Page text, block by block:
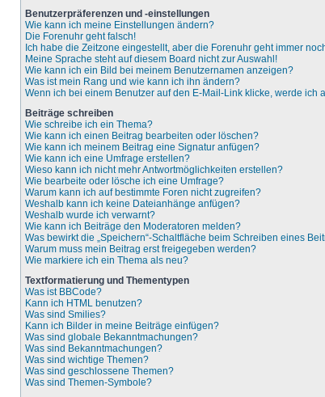
Benutzerpräferenzen und -einstellungen
Wie kann ich meine Einstellungen ändern?
Die Forenuhr geht falsch!
Ich habe die Zeitzone eingestellt, aber die Forenuhr geht immer
Meine Sprache steht auf diesem Board nicht zur Auswahl!
Wie kann ich ein Bild bei meinem Benutzernamen anzeigen?
Was ist mein Rang und wie kann ich ihn ändern?
Wenn ich bei einem Benutzer auf den E-Mail-Link klicke, werde ich
Beiträge schreiben
Wie schreibe ich ein Thema?
Wie kann ich einen Beitrag bearbeiten oder löschen?
Wie kann ich meinem Beitrag eine Signatur anfügen?
Wie kann ich eine Umfrage erstellen?
Wieso kann ich nicht mehr Antwortmöglichkeiten erstellen?
Wie bearbeite oder lösche ich eine Umfrage?
Warum kann ich auf bestimmte Foren nicht zugreifen?
Weshalb kann ich keine Dateianhänge anfügen?
Weshalb wurde ich verwarnt?
Wie kann ich Beiträge den Moderatoren melden?
Was bewirkt die „Speichern“-Schaltfläche beim Schreiben eines
Warum muss mein Beitrag erst freigegeben werden?
Wie markiere ich ein Thema als neu?
Textformatierung und Thementypen
Was ist BBCode?
Kann ich HTML benutzen?
Was sind Smilies?
Kann ich Bilder in meine Beiträge einfügen?
Was sind globale Bekanntmachungen?
Was sind Bekanntmachungen?
Was sind wichtige Themen?
Was sind geschlossene Themen?
Was sind Themen-Symbole?